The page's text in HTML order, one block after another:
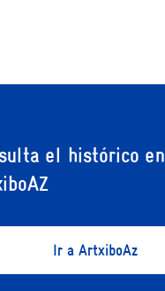
el histórico en
Ir a ArtxiboAz